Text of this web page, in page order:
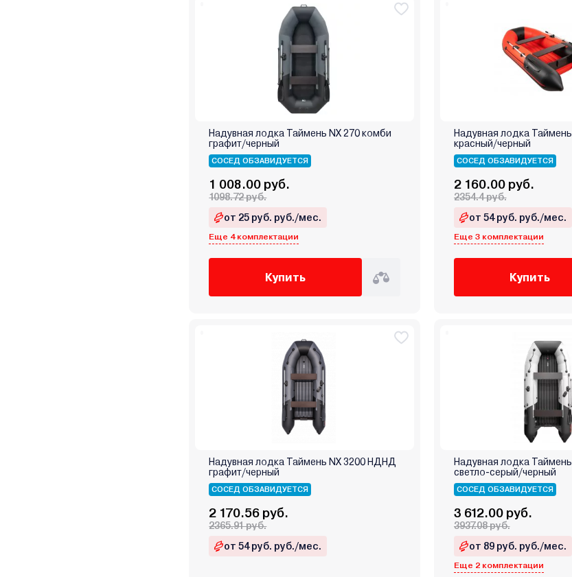
Надувная лодка Таймень NX 270 комби
графит/черный
СОСЕД ОБЗАВИДУЕТСЯ
1 008.00 руб.
1098.72 руб.
от 25 руб. руб./мес.
Еще 4 комплектации
Купить
Надувная лодка
красный/черный
СОСЕД ОБЗАВИДУЕТСЯ
2 160.00 руб.
2354.4 руб.
от 54 руб. руб./мес.
Еще 3 комплектации
Купить
Надувная лодка Таймень NX 3200 НДНД
графит/черный
СОСЕД ОБЗАВИДУЕТСЯ
2 170.56 руб.
2365.91 руб.
от 54 руб. руб./мес.
Надувная лодка
светло-серый/черный
СОСЕД ОБЗАВИДУЕТСЯ
3 612.00 руб.
3937.08 руб.
от 89 руб. руб./мес.
Еще 2 комплектации